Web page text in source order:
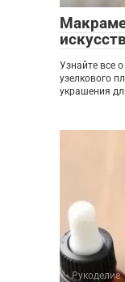
Узнайте все
узелкового
украшения
Рукоделие